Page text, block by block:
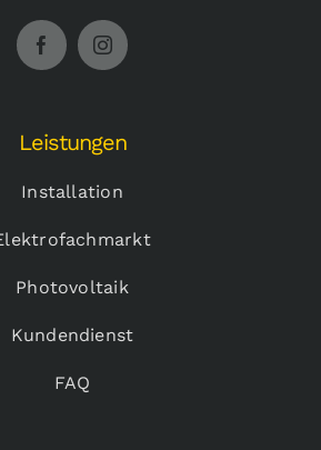
Leistungen
Installation
Photovoltaik
Kundendienst
FAQ